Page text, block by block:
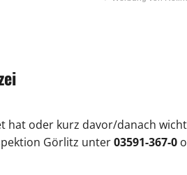
hat oder kurz davor/danach
Görlitz unter03591-367-0